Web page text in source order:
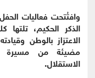
وافتُتحت فعاليات
الذكر الحكيم،
الاعتزاز بالوطن
مضيئة من مسيرة
الاستقلال.